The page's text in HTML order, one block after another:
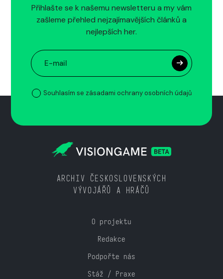
Přihlašte se k našemu newsletteru a my vám
zašleme přehled nejzajímavějších článků a
nejlepších her.
Souhlasím se zásadami ochrany osobních údajů
ARCHIV ČESKOSLOVENSKÝCH
VÝVOJÁŘŮ A HRÁČŮ
O projektu
Redakce
Podpořte nás
Stáž / Praxe